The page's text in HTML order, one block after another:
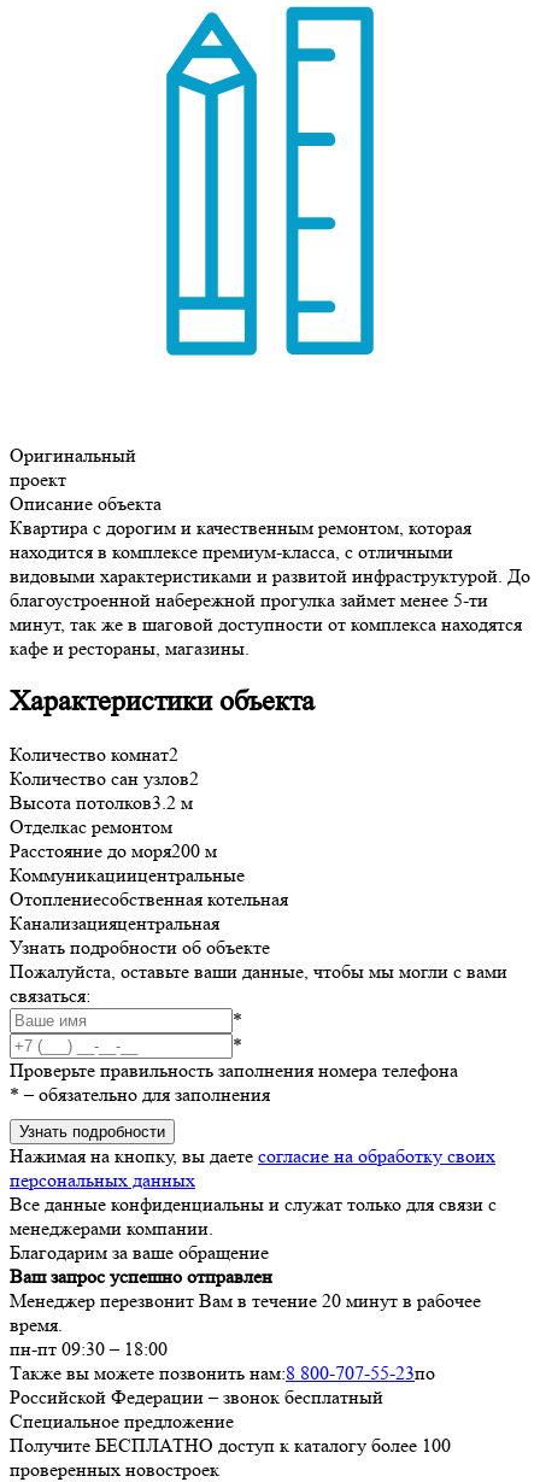
Оригинальный
проект
Описание объекта
Квартира с дорогим и качественным ремонтом, которая
находится в комплексе премиум-класса, с отличными
видовыми характеристиками и развитой инфраструктурой. До
благоустроенной набережной прогулка займет менее 5-ти
минут, так же в шаговой доступности от комплекса находятся
кафе и рестораны, магазины.
Характеристики объекта
Количество комнат2
Количество сан узлов2
Высота потолков3.2 м
Отделкас ремонтом
Расстояние до моря200 м
Коммуникациицентральные
Отоплениесобственная котельная
Канализацияцентральная
Узнать подробности об объекте
Пожалуйста, оставьте ваши данные, чтобы мы могли с вами
связаться:
*
*
Проверьте правильность заполнения номера телефона
* – обязательно для заполнения
Узнать подробности
Нажимая на кнопку, вы даете согласие на обработку своих
персональных данных
Все данные конфиденциальны и служат только для связи с
менеджерами компании.
Благодарим за ваше обращение
Ваш запрос успешно отправлен
Менеджер перезвонит Вам в течение 20 минут в рабочее
время.
пн-пт 09:30 – 18:00
Также вы можете позвонить нам:8 800-707-55-23по
Российской Федерации – звонок бесплатный
Специальное предложение
Получите БЕСПЛАТНО доступ к каталогу более 100
проверенных новостроек